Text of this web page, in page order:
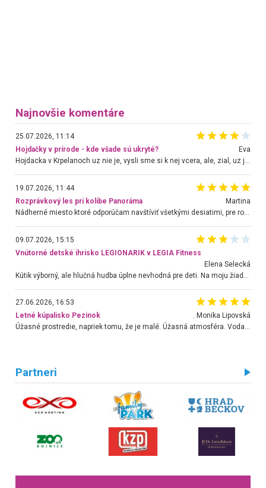
Najnovšie komentáre
25.07.2026, 11:14
Hojdačky v prírode - kde všade sú ukryté?
Eva
Hojdacka v Krpelanoch uz nie je, vysli sme si k nej vcera, ale, zial, uz je znicena. Ak sem planujete cestu len kvoli hojdacke, mozete si ju usetrit. Krasny vyhlad je tu vsak aj bez hojdacky :-)
19.07.2026, 11:44
Rozprávkový les pri kolibe Panoráma
Martina
Nádherné miesto ktoré odporúčam navštíviť všetkými desiatimi, pre rodiny s deťmi, dôchodcom... Proste a jednoducho ozaj rozprávkový les.. určite ešte prídeme. Odniesli sme si na pamiatku krásne tričká,
09.07.2026, 15:15
Vnútorné detské ihrisko LEGIONARIK v LEGIA Fitness
Elena Selecká
27.06.2026, 16:53
Letné kúpalisko Pezinok
. Monika Lipovská
Úžasné prostredie, napriek tomu, že je malé. Úžasná atmosféra. Voda fantastická a nádherná. Ľudí je pomerne veľa, ale su mili a ohľaduplní. Je veľmi zaujímavé sledovať, ako dokážu spolu športovať cudzí ľudia a bez ohľadu na vek. Vládne tu pohoda. Vnuka neviem dostať z vody. Ďakujem za krásny deň . Urcite sa sem vrátim. Jediný problém je s parkovaním, ale aj ten sa mi podarilo vyriešiť. Monika Bratislava
Partneri